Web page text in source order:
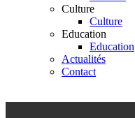
Culture
Culture
Education
Education
Actualités
Contact